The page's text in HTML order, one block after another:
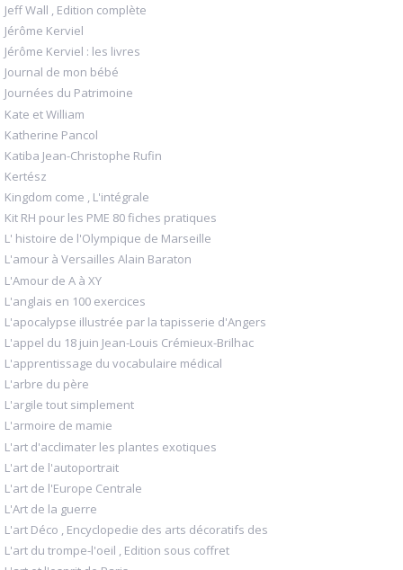
Jeff Wall , Edition complète
Jérôme Kerviel
Jérôme Kerviel : les livres
Journal de mon bébé
Journées du Patrimoine
Kate et William
Katherine Pancol
Katiba Jean-Christophe Rufin
Kertész
Kingdom come , L'intégrale
Kit RH pour les PME 80 fiches pratiques
L' histoire de l'Olympique de Marseille
L'amour à Versailles Alain Baraton
L'Amour de A à XY
L'anglais en 100 exercices
L'apocalypse illustrée par la tapisserie d'Angers
L'appel du 18 juin Jean-Louis Crémieux-Brilhac
L'apprentissage du vocabulaire médical
L'arbre du père
L'argile tout simplement
L'armoire de mamie
L'art d'acclimater les plantes exotiques
L'art de l'autoportrait
L'art de l'Europe Centrale
L'Art de la guerre
L'art Déco , Encyclopedie des arts décoratifs des
L'art du trompe-l'oeil , Edition sous coffret